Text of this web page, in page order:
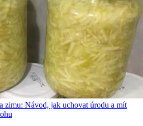
zimu: Návod, jak uchovat úrodu a mít